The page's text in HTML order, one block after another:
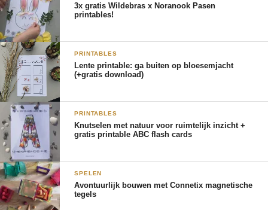
3x gratis Wildebras x Noranook Pasen
printables!
PRINTABLES
Lente printable: ga buiten op bloesemjacht
(+gratis download)
PRINTABLES
Knutselen met natuur voor ruimtelijk inzicht +
gratis printable ABC flash cards
SPELEN
Avontuurlijk bouwen met Connetix magnetische
tegels